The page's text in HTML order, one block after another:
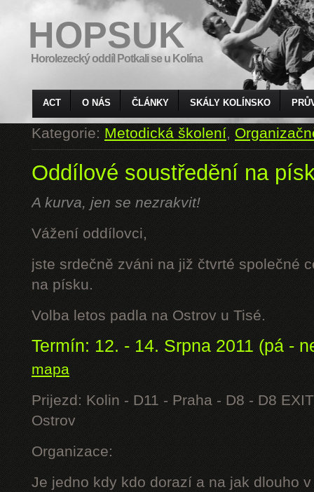
HOPSUK
Horolezecký oddíl Potkali se u Kolína
ACT O NÁS ČLÁNKY SKÁLY KOLÍNSKO
Kategorie:Metodická školení,
Oddílové soustředění na
A kurva, jen se nezrakvit!
Vážení oddílovci,
jste srdečně zváni na již čtvrté společné
na písku.
Volba letos padla na Ostrov u Tisé.
Termín: 12. - 14. Srpna 2011 (pá -
mapa
Prijezd: Kolin - D11 - Praha - D8 - D8
Ostrov
Organizace:
Je jedno kdy kdo dorazí a na jak dlouho